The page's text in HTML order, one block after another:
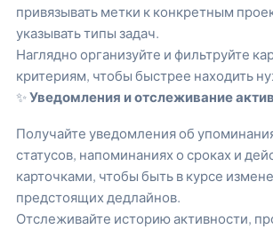
привязывать метки к конкретным
указывать типы задач.
Наглядно организуйте и фильтруйте
критериям, чтобы быстрее находить
✨Уведомления и отслеживание
Получайте уведомления об
статусов, напоминаниях о сроках и
карточками, чтобы быть в курсе
предстоящих дедлайнов.
Отслеживайте историю активности,